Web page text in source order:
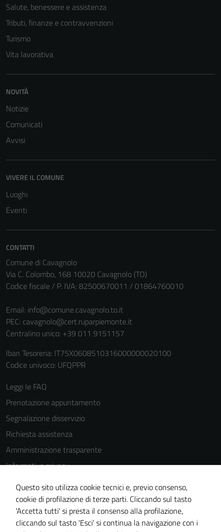
Salute, benessere e assistenza
Tributi, finanze e contravvenzioni
Turismo
Vita lavorativa
NOVITÀ
Notizie
Comunicati
Avvisi
VIVERE IL COMUNE
Luoghi
Eventi
CONTATTI
Comune di Cavagnolo
Via C. Colombo, 168 10020 Cavagnolo (TO)
Codice fiscale / P. IVA: 82500670011 / 01864760010
Email: info@comune.cavagnolo.to.it
PEC: cavagnolo@cert.ruparpiemonte.it
Centralino unico: +39 011 9151157
Iban Tesoreria: IT75X0608510316000000020100
Codice univoco: UFQPPR
Leggi le FAQ
Prenotazione appuntamento
Segnalazione disservizio
Richiesta assistenza
Amministrazione trasparente
Informativa privacy
Cookie Policy
Note legali
Dichiarazione di accessibilità
Piano di miglioramento del sito
Questo sito utilizza cookie tecnici e, previo consenso,
cookie di profilazione di terze parti. Cliccando sul tasto
'Accetta tutti' si presta il consenso alla profilazione,
cliccando sul tasto 'Esci' si continua la navigazione con i
Questi cookie
sono necessari
del sito e non
essere